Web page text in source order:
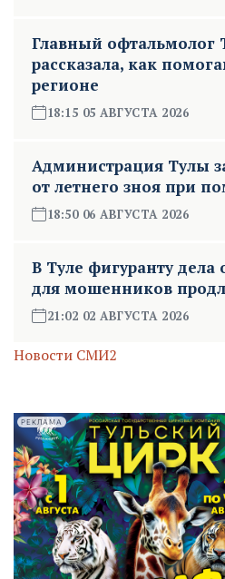
Главный офтальмолог
рассказала, как
регионе
18:15 05 АВГУСТА 2026
Администрация Тулы
от летнего зноя при
18:50 06 АВГУСТА 2026
В Туле фигуранту дела
для мошенников
21:02 02 АВГУСТА 2026
Новости СМИ2
РЕКЛАМА